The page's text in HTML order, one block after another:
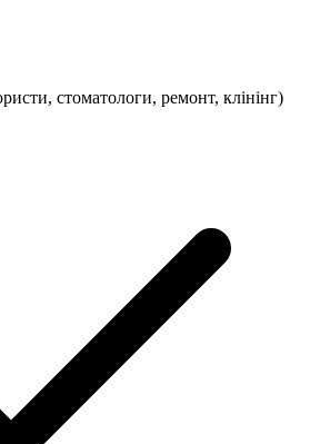
стоматологи, ремонт, клінінг)